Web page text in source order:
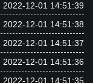
2022-12-01 14:51:39
2022-12-01 14:51:38
2022-12-01 14:51:37
2022-12-01 14:51:36
2022-12-01 14:51:35